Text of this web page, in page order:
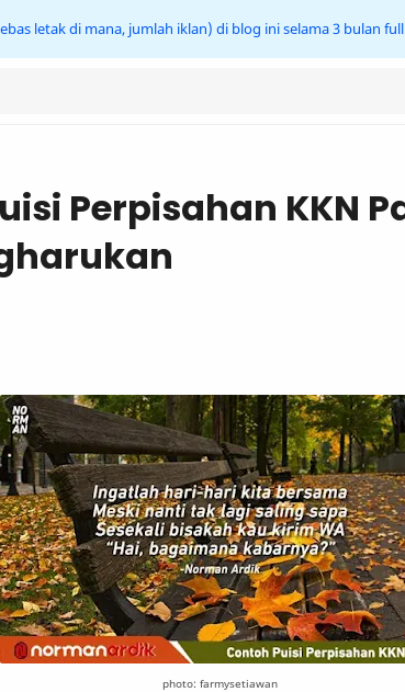
letak di mana, jumlah iklan) di blog ini selama 3 bulan
Perpisahan KKN
photo: farmysetiawan